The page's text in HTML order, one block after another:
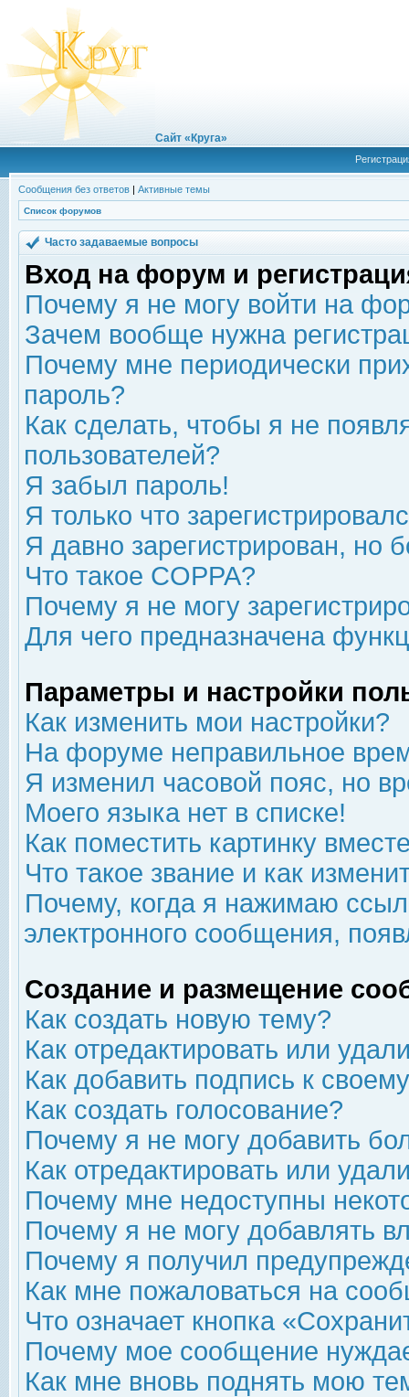
Сайт «Круга»
Сообщения без ответов | Активные темы
Список форумов
Часто задаваемые вопросы
Вход на форум и
Почему я не могу войти на
Зачем вообще нужна
Почему мне периодически
пароль?
Как сделать, чтобы я не
пользователей?
Я забыл пароль!
Я только что
Я давно зарегистрирован, но
Что такое COPPA?
Почему я не могу
Для чего предназначена
Параметры и настройки
Как изменить мои настройки?
На форуме неправильное
Я изменил часовой пояс, но
Моего языка нет в списке!
Как поместить картинку
Что такое звание и как
Почему, когда я нажимаю
электронного сообщения,
Создание и размещение
Как создать новую тему?
Как отредактировать или
Как добавить подпись к
Как создать голосование?
Почему я не могу добавить
Как отредактировать или
Почему мне недоступны
Почему я не могу добавлять
Почему я получил
Как мне пожаловаться на
Что означает кнопка
Почему мое сообщение
Как мне вновь поднять мою